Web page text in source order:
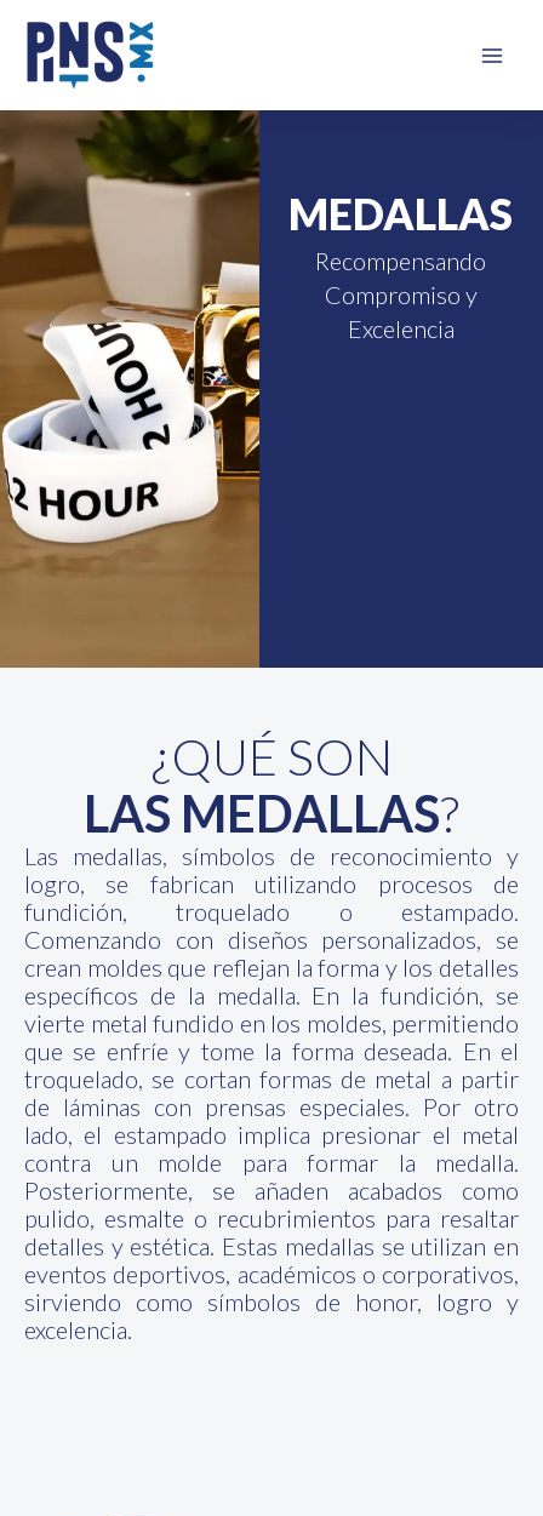
contenido
MEDALLAS
Recompensando
Compromiso y
Excelencia
¿QUÉ SON
LAS MEDALLAS?
Las medallas, símbolos de reconocimiento y
logro, se fabrican utilizando procesos de
fundición, troquelado o estampado.
Comenzando con diseños personalizados, se
crean moldes que reflejan la forma y los detalles
específicos de la medalla. En la fundición, se
vierte metal fundido en los moldes, permitiendo
que se enfríe y tome la forma deseada. En el
troquelado, se cortan formas de metal a partir
de láminas con prensas especiales. Por otro
lado, el estampado implica presionar el metal
contra un molde para formar la medalla.
Posteriormente, se añaden acabados como
pulido, esmalte o recubrimientos para resaltar
detalles y estética. Estas medallas se utilizan en
eventos deportivos, académicos o corporativos,
sirviendo como símbolos de honor, logro y
excelencia.